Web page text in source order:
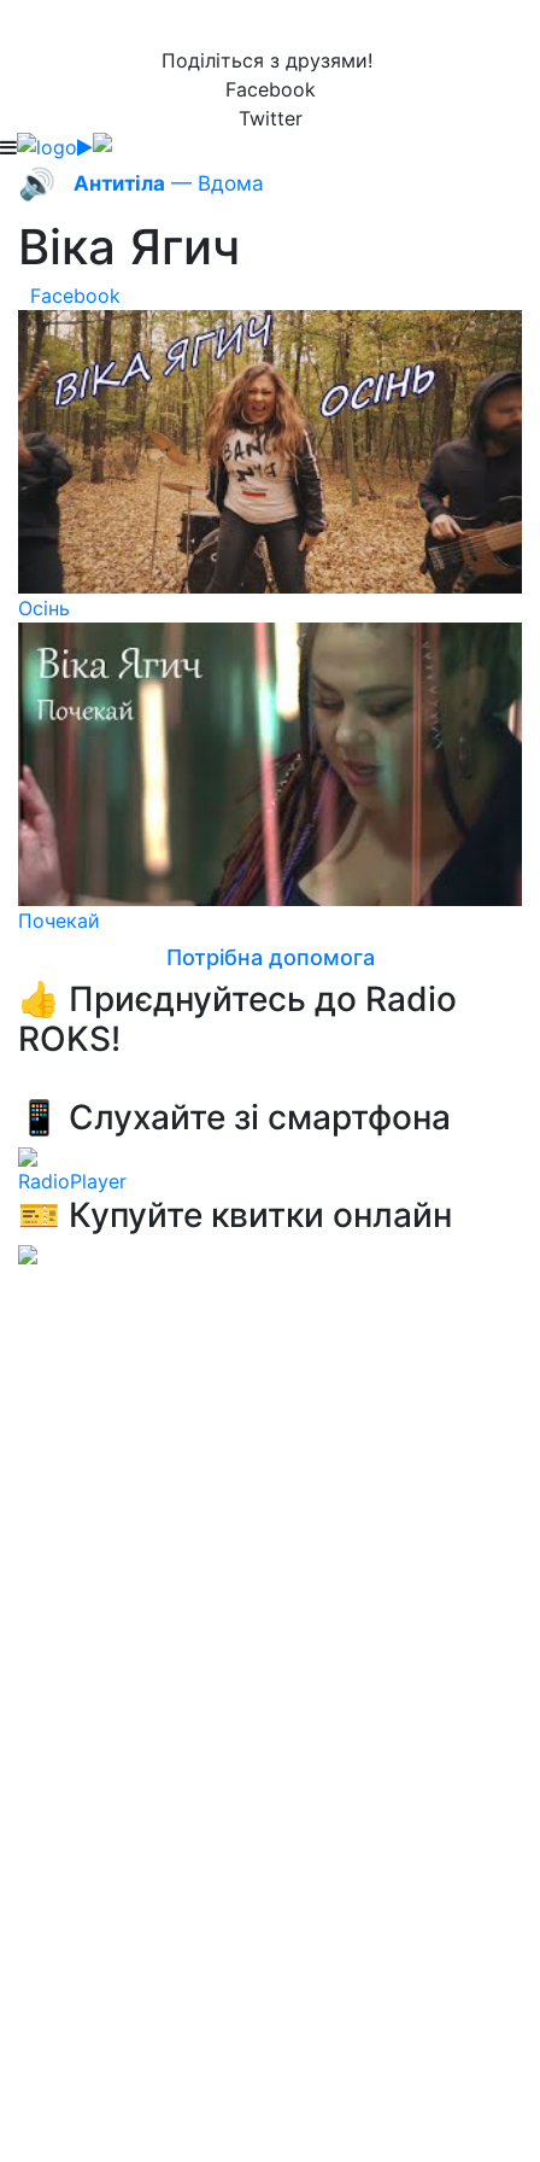
Поділіться з друзями!
Facebook
Twitter
🔊 Антитіла — Вдома
Віка Ягич
Facebook
Осінь
Почекай
Потрібна допомога
👍 Приєднуйтесь до Radio
ROKS!
📱 Слухайте зі смартфона
RadioPlayer
🎫 Купуйте квитки онлайн